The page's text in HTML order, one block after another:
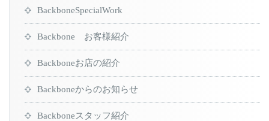
BackboneSpecialWork
Backbone お客様紹介
Backboneお店の紹介
Backboneからのお知らせ
Backboneスタッフ紹介